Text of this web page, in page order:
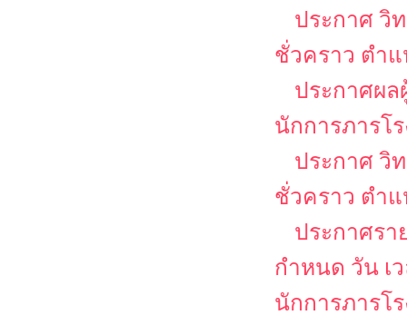
ประกาศ วิ
ชั่วคราว ตำแ
ประกาศผ
นักการภารโร
ประกาศ วิ
ชั่วคราว ตำแ
ประกาศรา
กำหนด วัน เ
นักการภารโ